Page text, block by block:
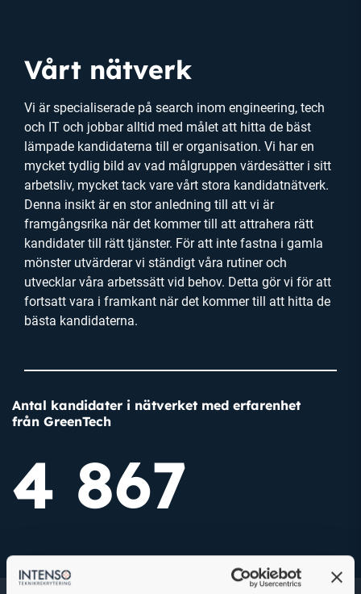
Vårt nätverk
Vi är specialiserade på search inom engineering, tech
och IT och jobbar alltid med målet att hitta de bäst
lämpade kandidaterna till er organisation. Vi har en
mycket tydlig bild av vad målgruppen värdesätter i sitt
arbetsliv, mycket tack vare vårt stora kandidatnätverk.
Denna insikt är en stor anledning till att vi är
framgångsrika när det kommer till att attrahera rätt
kandidater till rätt tjänster. För att inte fastna i gamla
mönster utvärderar vi ständigt våra rutiner och
utvecklar våra arbetssätt vid behov. Detta gör vi för att
fortsatt vara i framkant när det kommer till att hitta de
bästa kandidaterna.
Antal kandidater i nätverket med erfarenhet
från GreenTech
4 944